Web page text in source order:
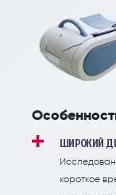
ШИРОКИЙ
короткое